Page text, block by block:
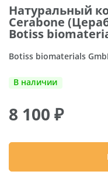
Натуральный
Cerabone
Botiss
Botiss biomaterials
В наличии
8 100 ₽